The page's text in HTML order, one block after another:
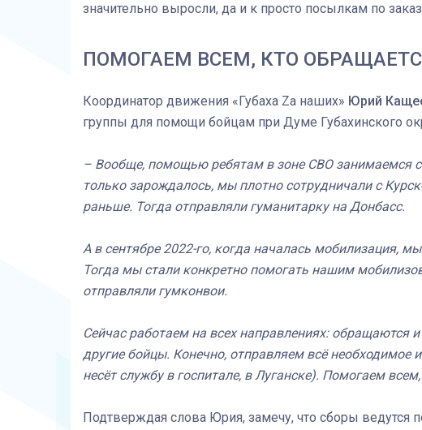
значительно выросли, да и к просто посылкам по
ПОМОГАЕМ ВСЕМ, КТО
Координатор движения «Губаха Zа наших» Юрий
группы для помощи бойцам при Думе Губахинского
– Вообще, помощью ребятам в зоне СВО занимаемся
только зарождалось, мы плотно сотрудничали с
раньше. Тогда отправляли гуманитарку на Донбасс.
А в сентябре 2022-го, когда началась мобилизация,
Тогда мы стали конкретно помогать нашим
отправляли гумконвои.
Сейчас работаем на всех направлениях: обращаются
другие бойцы. Конечно, отправляем всё необходимое
несёт службу в госпитале, в Луганске). Помогаем
Подтверждая слова Юрия, замечу, что сборы ведутся